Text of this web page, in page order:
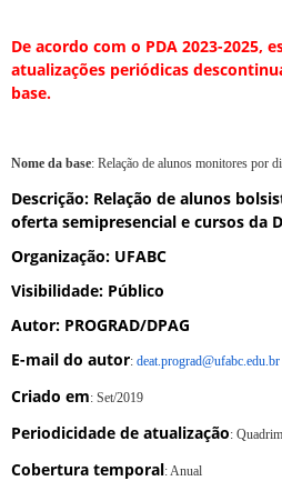
De acordo com o PDA 2023-2025,
atualizações periódicas
base.
Nome da base: Relação de alunos monitores por
Descrição: Relação de alunos
oferta semipresencial e cursos da
Organização: UFABC
Visibilidade: Público
Autor: PROGRAD/DPAG
E-mail do autor: deat.prograd@ufabc.edu.br
Criado em: Set/2019
Periodicidade de atualização:
Cobertura temporal: Anual